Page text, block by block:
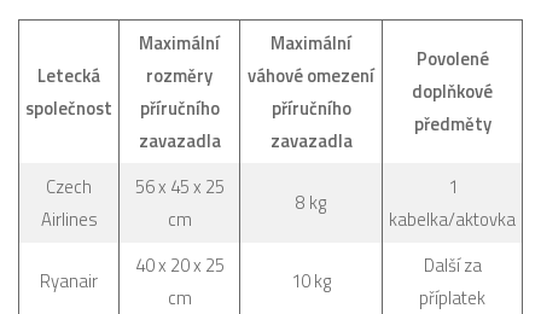
Letecká
společnost
Maximální
rozměry
příručního
zavazadla
Maximální
váhové omezení
příručního
zavazadla
Povolené
doplňkové
předměty
Czech
Airlines
56 x 45 x 25
cm
8 kg
1
kabelka/aktovka
Ryanair
40 x 20 x 25
cm
10 kg
Další za
příplatek